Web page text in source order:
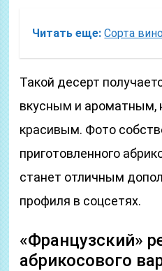
Читать еще: Сорта
Такой десерт
вкусным и ароматным,
красивым. Фото
приготовленного
станет отличным
профиля в соцсетях.
«Французский»
абрикосового